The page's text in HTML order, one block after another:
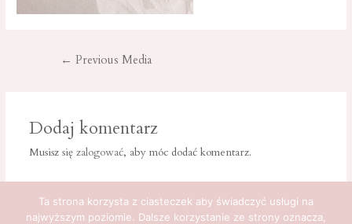
Nawigacja
← Previous Media
Dodaj komentarz
Musisz się zalogować, aby móc dodać komentarz.
Ta strona korzysta z ciasteczek aby świadczyć usługi na
najwyższym poziomie. Dalsze korzystanie ze strony oznacza,